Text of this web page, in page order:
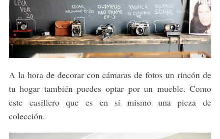
A la hora de decorar con cámaras de fotos un rincón de
tu hogar también puedes optar por un mueble. Como
este casillero que es en sí mismo una pieza de
colección.